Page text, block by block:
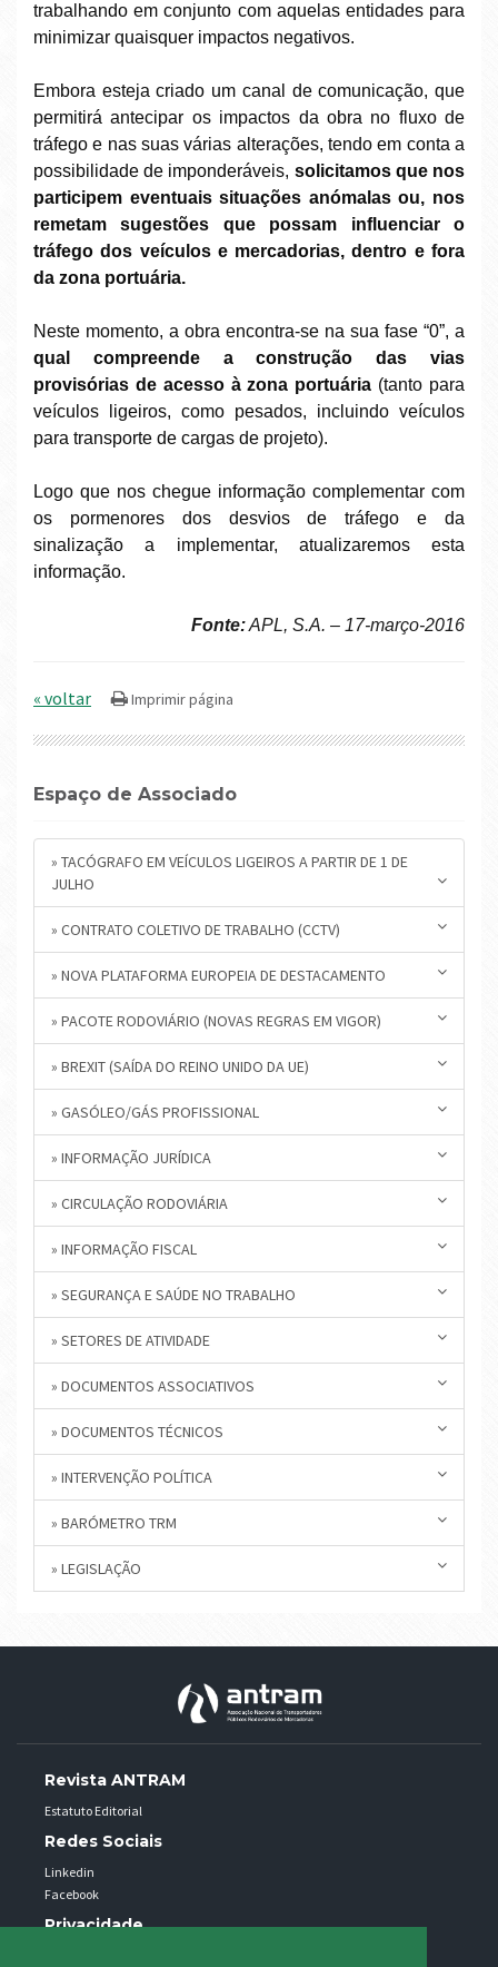
trabalhando em conjunto com aquelas entidades para
minimizar quaisquer impactos negativos.
Embora esteja criado um canal de comunicação, que
permitirá antecipar os impactos da obra no fluxo de
tráfego e nas suas várias alterações, tendo em conta a
possibilidade de imponderáveis, solicitamos que nos
participem eventuais situações anómalas ou, nos
remetam sugestões que possam influenciar o
tráfego dos veículos e mercadorias, dentro e fora
da zona portuária.
Neste momento, a obra encontra-se na sua fase “0”, a
qual compreende a construção das vias
provisórias de acesso à zona portuária (tanto para
veículos ligeiros, como pesados, incluindo veículos
para transporte de cargas de projeto).
Logo que nos chegue informação complementar com
os pormenores dos desvios de tráfego e da
sinalização a implementar, atualizaremos esta
informação.
Fonte:APL, S.A. – 17-março-2016
« voltar
Espaço de Associado
» TACÓGRAFO EM VEÍCULOS LIGEIROS A PARTIR DE 1 DE
JULHO
» CONTRATO COLETIVO DE TRABALHO (CCTV)
» NOVA PLATAFORMA EUROPEIA DE DESTACAMENTO
» PACOTE RODOVIÁRIO (NOVAS REGRAS EM VIGOR)
» BREXIT (SAÍDA DO REINO UNIDO DA UE)
» GASÓLEO/GÁS PROFISSIONAL
» INFORMAÇÃO JURÍDICA
» CIRCULAÇÃO RODOVIÁRIA
» INFORMAÇÃO FISCAL
» SEGURANÇA E SAÚDE NO TRABALHO
» SETORES DE ATIVIDADE
» DOCUMENTOS ASSOCIATIVOS
» DOCUMENTOS TÉCNICOS
» INTERVENÇÃO POLÍTICA
» BARÓMETRO TRM
» LEGISLAÇÃO
Revista ANTRAM
Estatuto Editorial
Redes Sociais
Linkedin
Facebook
Privacidade